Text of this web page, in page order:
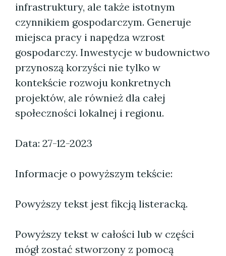
infrastruktury, ale także istotnym
czynnikiem gospodarczym. Generuje
miejsca pracy i napędza wzrost
gospodarczy. Inwestycje w budownictwo
przynoszą korzyści nie tylko w
kontekście rozwoju konkretnych
projektów, ale również dla całej
społeczności lokalnej i regionu.
Data: 27-12-2023
Informacje o powyższym tekście:
Powyższy tekst jest fikcją listeracką.
Powyższy tekst w całości lub w części
mógł zostać stworzony z pomocą